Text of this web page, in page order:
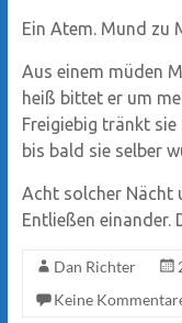
Ein Atem. Mund zu
Aus einem müden
heiß bittet er um
Freigiebig tränkt sie
bis bald sie selber
Acht solcher Nächt
Entließen einander.
Dan Richter
Keine